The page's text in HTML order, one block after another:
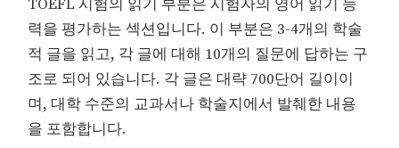
TOEFL 시험의 읽기 부분은 시험자의 영어 읽기 능
력을 평가하는 섹션입니다. 이 부분은 3-4개의 학술
적 글을 읽고, 각 글에 대해 10개의 질문에 답하는 구
조로 되어 있습니다. 각 글은 대략 700단어 길이이
며, 대학 수준의 교과서나 학술지에서 발췌한 내용
을 포함합니다.